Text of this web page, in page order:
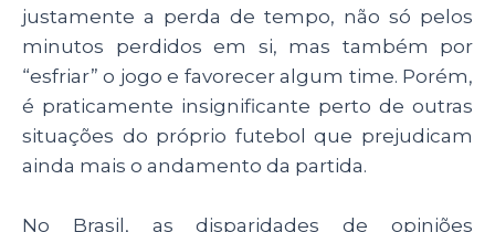
justamente a perda de tempo, não só pelos
minutos perdidos em si, mas também por
“esfriar” o jogo e favorecer algum time. Porém,
é praticamente insignificante perto de outras
situações do próprio futebol que prejudicam
ainda mais o andamento da partida.
No Brasil, as disparidades de opiniões